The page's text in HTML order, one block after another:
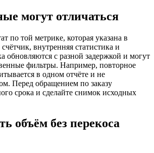
могут отличаться
по той метрике, которая указана в
внутренняя статистика и
обновляются с разной задержкой и могут
фильтры. Например, повторное
в одном отчёте и не
Перед обращением по заказу
срока и сделайте снимок исходных
объём без перекоса